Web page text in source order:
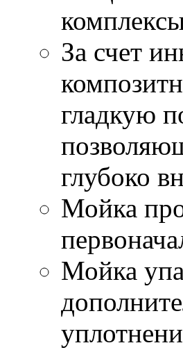
За счет
гладкую
глубоко
Мойка
Мойка